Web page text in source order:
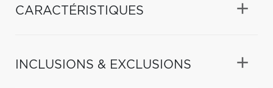
CARACTÉRISTIQUES
INCLUSIONS & EXCLUSIONS